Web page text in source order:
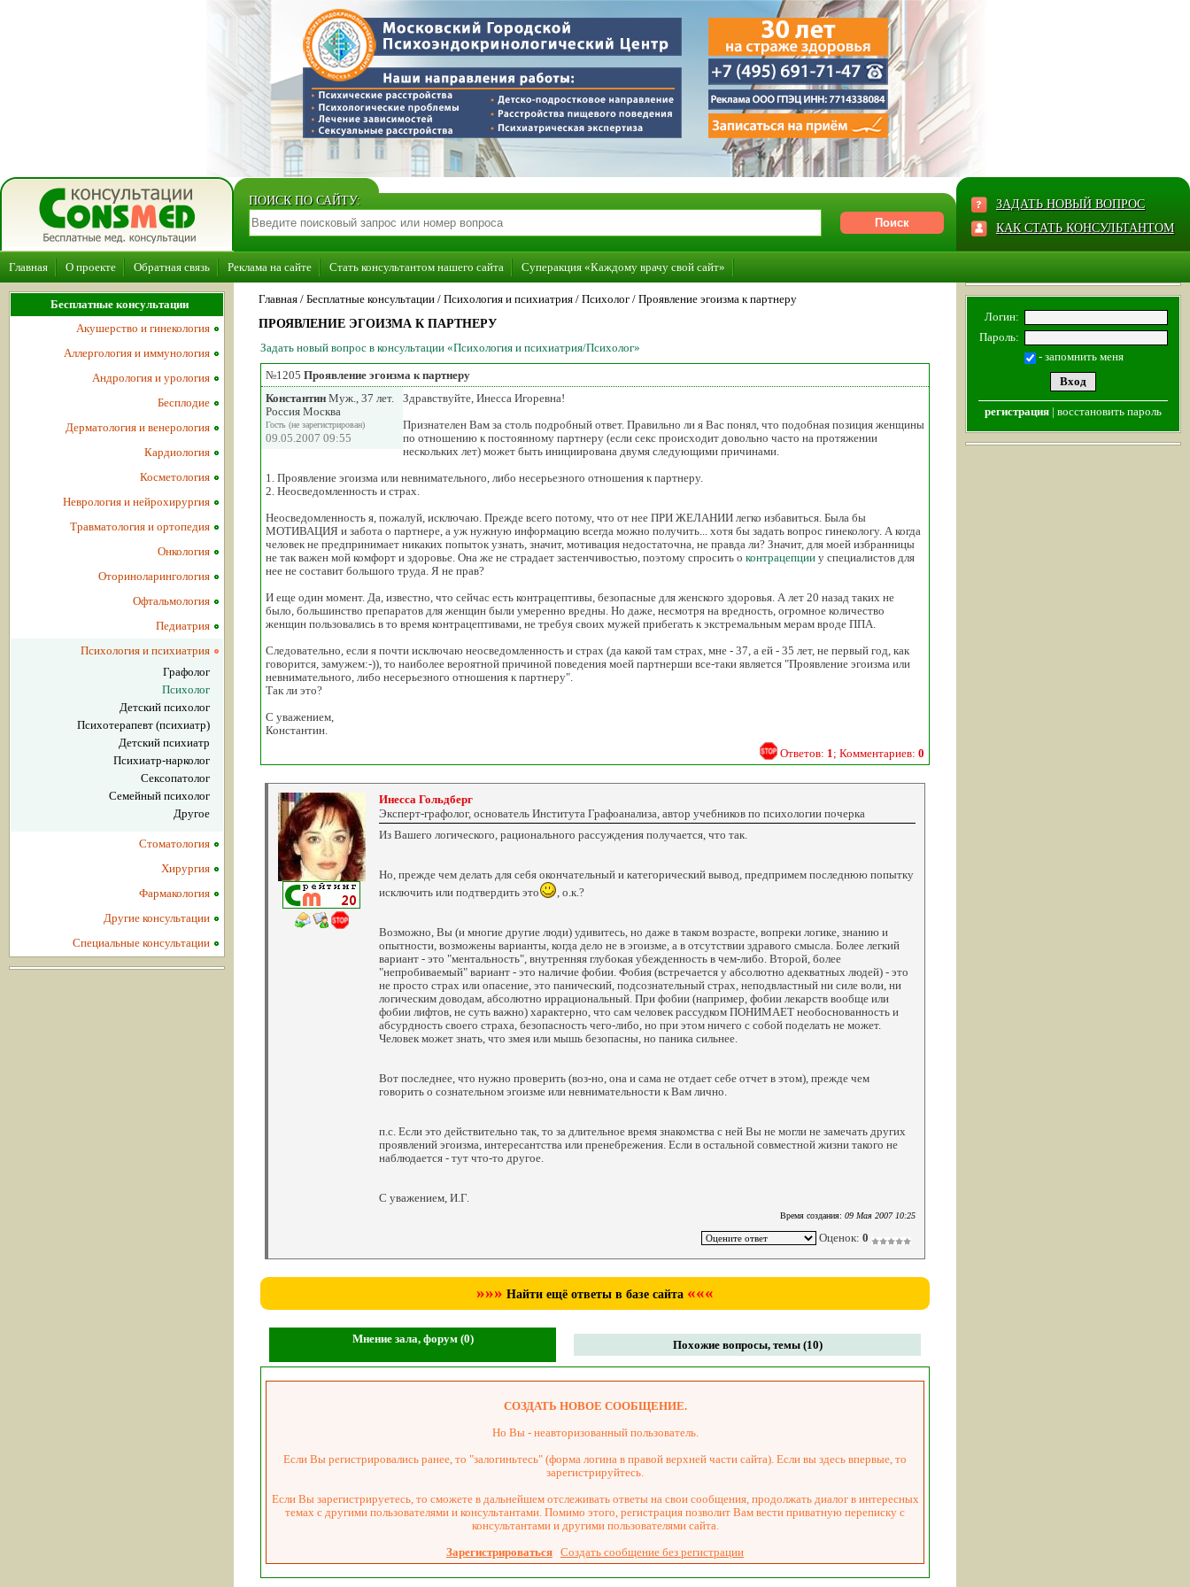
ПОИСК ПО САЙТУ:
ЗАДАТЬ НОВЫЙ ВОПРОС
КАК СТАТЬ КОНСУЛЬТАНТОМ
Главная О проекте Обратная связь Реклама на сайте Стать консультантом нашего сайта Суперакция «Каждому врачу свой сайт»
Главная / Бесплатные консультации / Психология и психиатрия / Психолог / Проявление эгоизма к партнеру
ПРОЯВЛЕНИЕ ЭГОИЗМА К ПАРТНЕРУ
Задать новый вопрос в консультации «Психология и психиатрия/Психолог»
№1205 Проявление эгоизма к партнеру
Константин Муж., 37 лет.
Россия Москва
Гость (не зарегистрирован)
09.05.2007 09:55
Здравствуйте, Инесса Игоревна!
Признателен Вам за столь подробный ответ. Правильно ли я Вас понял, что подобная позиция женщины
по отношению к постоянному партнеру (если секс происходит довольно часто на протяжении
нескольких лет) может быть инициирована двумя следующими причинами.
1. Проявление эгоизма или невнимательного, либо несерьезного отношения к партнеру.
2. Неосведомленность и страх.
Неосведомленность я, пожалуй, исключаю. Прежде всего потому, что от нее ПРИ ЖЕЛАНИИ легко избавиться. Была бы
МОТИВАЦИЯ и забота о партнере, а уж нужную информацию всегда можно получить... хотя бы задать вопрос гинекологу. А когда
человек не предпринимает никаких попыток узнать, значит, мотивация недостаточна, не правда ли? Значит, для моей избранницы
не так важен мой комфорт и здоровье. Она же не страдает застенчивостью, поэтому спросить о контрацепции у специалистов для
нее не составит большого труда. Я не прав?
И еще один момент. Да, известно, что сейчас есть контрацептивы, безопасные для женского здоровья. А лет 20 назад таких не
было, большинство препаратов для женщин были умеренно вредны. Но даже, несмотря на вредность, огромное количество
женщин пользовались в то время контрацептивами, не требуя своих мужей прибегать к экстремальным мерам вроде ППА.
Следовательно, если я почти исключаю неосведомленность и страх (да какой там страх, мне - 37, а ей - 35 лет, не первый год, как
говорится, замужем:-)), то наиболее вероятной причиной поведения моей партнерши все-таки является "Проявление эгоизма или
невнимательного, либо несерьезного отношения к партнеру".
Так ли это?
С уважением,
Константин.
Ответов: 1; Комментариев: 0
Инесса Гольдберг
Эксперт-графолог, основатель Института Графоанализа, автор учебников по психологии почерка
Из Вашего логического, рационального рассуждения получается, что так.
Но, прежде чем делать для себя окончательный и категорический вывод, предпримем последнюю попытку
исключить или подтвердить это
, о.к.?
Возможно, Вы (и многие другие люди) удивитесь, но даже в таком возрасте, вопреки логике, знанию и
опытности, возможены варианты, когда дело не в эгоизме, а в отсутствии здравого смысла. Более легкий
вариант - это "ментальность", внутренняя глубокая убежденность в чем-либо. Второй, более
"непробиваемый" вариант - это наличие фобии. Фобия (встречается у абсолютно адекватных людей) - это
не просто страх или опасение, это панический, подсознательный страх, неподвластный ни силе воли, ни
логическим доводам, абсолютно иррациональный. При фобии (например, фобии лекарств вообще или
фобии лифтов, не суть важно) характерно, что сам человек рассудком ПОНИМАЕТ необоснованность и
абсурдность своего страха, безопасность чего-либо, но при этом ничего с собой поделать не может.
Человек может знать, что змея или мышь безопасны, но паника сильнее.
Вот последнее, что нужно проверить (воз-но, она и сама не отдает себе отчет в этом), прежде чем
говорить о сознательном эгоизме или невнимательности к Вам лично.
п.с. Если это действительно так, то за длительное время знакомства с ней Вы не могли не замечать других
проявлений эгоизма, интересантства или пренебрежения. Если в остальной совместной жизни такого не
наблюдается - тут что-то другое.
С уважением, И.Г.
Время создания: 09 Мая 2007 10:25
Оценок: 0
»»» Найти ещё ответы в базе сайта «««
Мнение зала, форум (0) Похожие вопросы, темы (10)
СОЗДАТЬ НОВОЕ СООБЩЕНИЕ.
Но Вы - неавторизованный пользователь.
Если Вы регистрировались ранее, то "залогиньтесь" (форма логина в правой верхней части сайта). Если вы здесь впервые, то
зарегистрируйтесь.
Если Вы зарегистрируетесь, то сможете в дальнейшем отслеживать ответы на свои сообщения, продолжать диалог в интересных
темах с другими пользователями и консультантами. Помимо этого, регистрация позволит Вам вести приватную переписку с
консультантами и другими пользователями сайта.
Зарегистрироваться Создать сообщение без регистрации
Бесплатные консультации
Акушерство и гинекология
Аллергология и иммунология
Андрология и урология
Бесплодие
Дерматология и венерология
Кардиология
Косметология
Неврология и нейрохирургия
Травматология и ортопедия
Онкология
Оториноларингология
Офтальмология
Педиатрия
Психология и психиатрия
Графолог
Психолог
Детский психолог
Психотерапевт (психиатр)
Детский психиатр
Психиатр-нарколог
Сексопатолог
Семейный психолог
Другое
Стоматология
Хирургия
Фармакология
Другие консультации
Специальные консультации
Логин:
Пароль:
- запомнить меня
регистрация | восстановить пароль